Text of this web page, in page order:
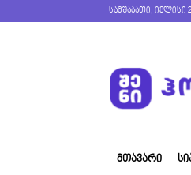
სამშაბათი, ივლისი
ᲛᲗᲐᲕᲐᲠᲘ